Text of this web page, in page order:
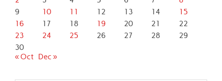
9
10 11 12 13 14
15
16
17 18 19 20 21
22
23
24 25 26 27 28
29
30
« Oct
Dec »